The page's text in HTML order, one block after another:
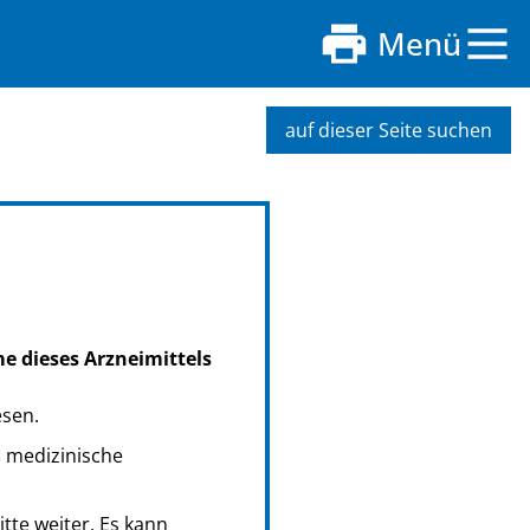
Menü
auf dieser Seite suchen
dieses Arzneimittels
medizinische
weiter. Es kann